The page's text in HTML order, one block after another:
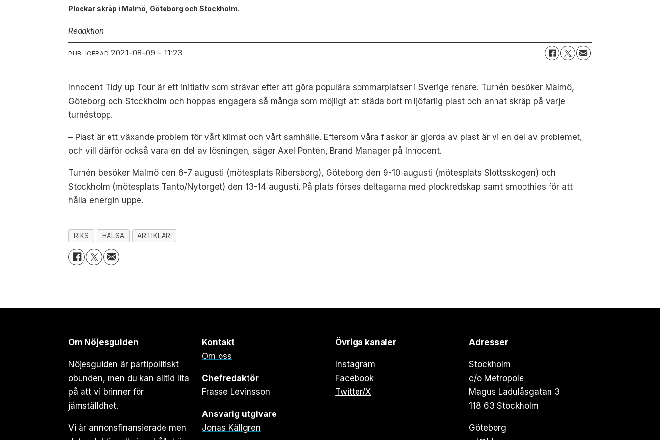
Plockar skräp i Malmö, Göteborg och Stockholm.
Redaktion
PUBLICERAD 2021-08-09 - 11:23
Innocent Tidy up Tour är ett initiativ som strävar efter att göra populära sommarplatser i Sverige renare. Turnén besöker Malmö,
Göteborg och Stockholm och hoppas engagera så många som möjligt att städa bort miljöfarlig plast och annat skräp på varje
turnéstopp.
– Plast är ett växande problem för vårt klimat och vårt samhälle. Eftersom våra flaskor är gjorda av plast är vi en del av problemet,
och vill därför också vara en del av lösningen, säger Axel Pontén, Brand Manager på Innocent.
Turnén besöker Malmö den 6-7 augusti (mötesplats Ribersborg), Göteborg den 9-10 augusti (mötesplats Slottsskogen) och
Stockholm (mötesplats Tanto/Nytorget) den 13-14 augusti. På plats förses deltagarna med plockredskap samt smoothies för att
hålla energin uppe.
RIKS HÄLSA ARTIKLAR
Om Nöjesguiden
Nöjesguiden är partipolitiskt
obunden, men du kan alltid lita
på att vi brinner för
jämställdhet.
Vi är annonsfinansierade men
Kontakt
Om oss
Chefredaktör
Frasse Levinsson
Ansvarig utgivare
Jonas Källgren
Övriga kanaler
Instagram
Facebook
Twitter/X
Adresser
Stockholm
c/o Metropole
Magus Ladulåsgatan 3
118 63 Stockholm
Göteborg